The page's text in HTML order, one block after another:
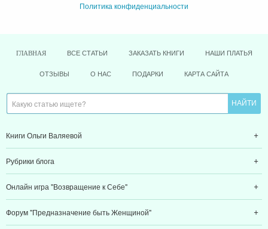
Политика конфиденциальности
ГЛАВНАЯ ВСЕ СТАТЬИ ЗАКАЗАТЬ КНИГИ НАШИ ПЛАТЬЯ
ОТЗЫВЫ О НАС ПОДАРКИ КАРТА САЙТА
Книги Ольги Валяевой
Рубрики блога
Онлайн игра "Возвращение к Себе"
Форум "Предназначение быть Женщиной"